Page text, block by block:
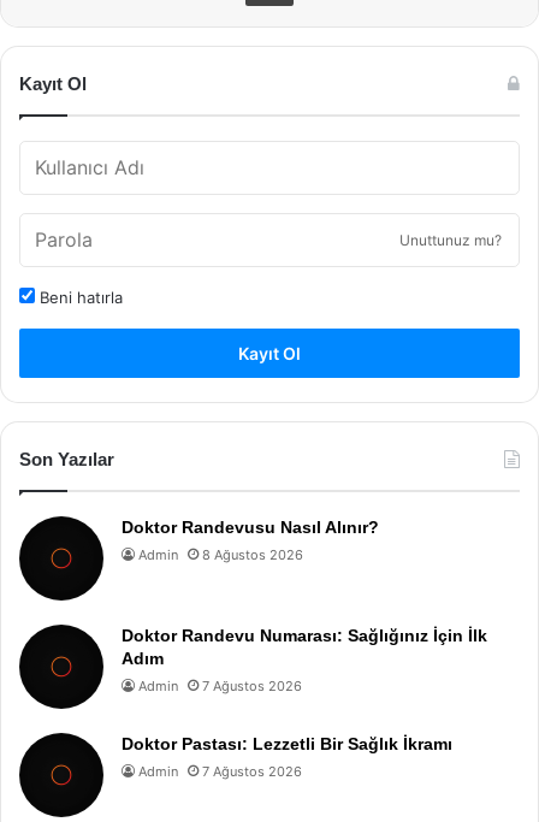
Kayıt Ol
Unuttunuz mu?
Beni hatırla
Kayıt Ol
Son Yazılar
Doktor Randevusu Nasıl Alınır?
Admin 8 Ağustos 2026
Doktor Randevu Numarası: Sağlığınız İçin İlk
Adım
Admin 7 Ağustos 2026
Doktor Pastası: Lezzetli Bir Sağlık İkramı
Admin 7 Ağustos 2026